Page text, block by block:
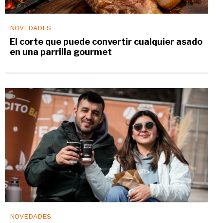
NOVEDADES
El corte que puede convertir cualquier asado
en una parrilla gourmet
NOVEDADES